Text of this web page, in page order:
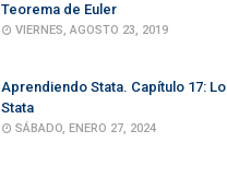
Teorema de Euler
VIERNES, AGOSTO 23, 2019
Aprendiendo Stata. Capítulo 17:
Stata
SÁBADO, ENERO 27, 2024